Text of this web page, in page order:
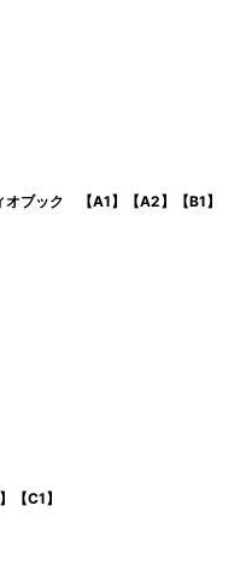
オブック 【A1】【A2】【B1】
C1】